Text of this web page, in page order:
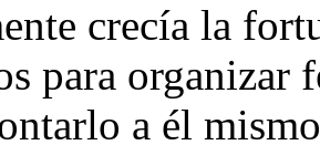
crecía la
para organizar
a él